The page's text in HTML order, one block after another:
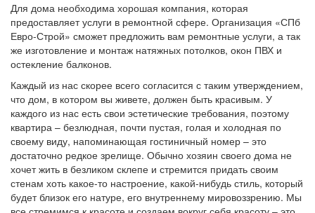
Для дома необходима хорошая компания, которая
предоставляет услуги в ремонтной сфере. Организация «СПб
Евро-Строй» сможет предложить вам ремонтные услуги, а так
же изготовление и монтаж натяжных потолков, окон ПВХ и
остекление балконов.
Каждый из нас скорее всего согласится с таким утверждением,
что дом, в котором вы живете, должен быть красивым. У
каждого из нас есть свои эстетические требования, поэтому
квартира – безлюдная, почти пустая, голая и холодная по
своему виду, напоминающая гостиничный номер – это
достаточно редкое зрелище. Обычно хозяин своего дома не
хочет жить в безликом склепе и стремится придать своим
стенам хоть какое-то настроение, какой-нибудь стиль, который
будет близок его натуре, его внутреннему мировоззрению. Мы